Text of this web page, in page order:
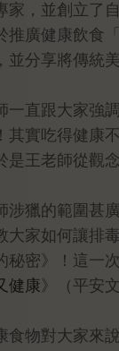
家，並創立了
推廣健康飲食
分享將傳統
一直跟大家強
其實吃得健康
是王老師從觀
涉獵的範圍甚
大家如何讓排
秘密》！這一
健康》（平安
食物對大家來